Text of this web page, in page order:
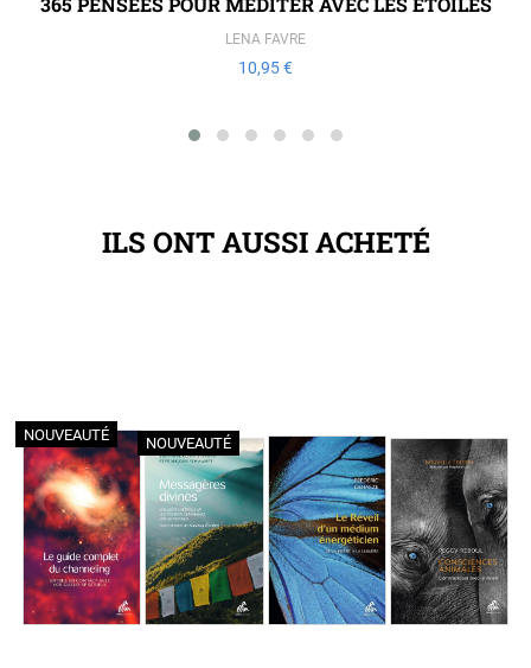
LENA FAVRE
10,95 €
ILS ONT AUSSI ACHETÉ
NOUVEAUTÉ NOUVEAUTÉ